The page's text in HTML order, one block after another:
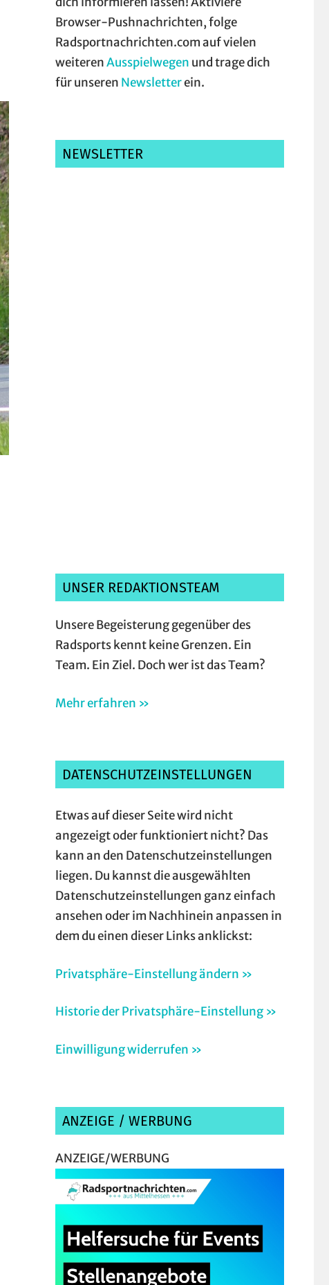
Browser-Pushnachrichten, folge
Radsportnachrichten.com auf vielen
weiterenAusspielwegen und trage dich
für unseren Newsletterein.
NEWSLETTER
UNSER REDAKTIONSTEAM
Unsere Begeisterung gegenüber des
Radsports kennt keine Grenzen. Ein
Team. Ein Ziel. Doch wer ist das Team?
Mehr erfahren »
DATENSCHUTZEINSTELLUNGEN
Etwas auf dieser Seite wird nicht
angezeigt oder funktioniert nicht? Das
kann an den Datenschutzeinstellungen
liegen. Du kannst die ausgewählten
Datenschutzeinstellungen ganz einfach
ansehen oder im Nachhinein anpassen in
dem du einen dieser Links anklickst:
Privatsphäre-Einstellung ändern »
Historie der Privatsphäre-Einstellung »
Einwilligung widerrufen »
ANZEIGE / WERBUNG
ANZEIGE/WERBUNG